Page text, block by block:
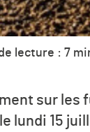
lecture : 7
sur
lundi 15